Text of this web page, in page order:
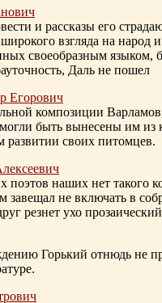
и рассказы его
широкого взгляда на
своеобразным
Даль не пошел
Егорович
композиции
быть вынесены им из
развитии своих питомцев.
поэтов наших нет такого
завещал не включать в
резнет ухо
Горький отнюдь не